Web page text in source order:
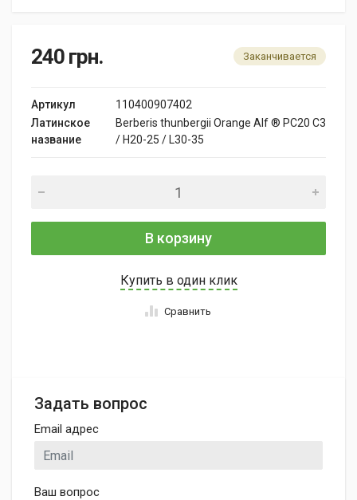
240 грн. Заканчивается
Артикул
110400907402
Латинское
название
Berberis thunbergii Orange Alf ® PC20 C3
/ H20-25 / L30-35
В корзину
Купить в один клик
Сравнить
Задать вопрос
Email адрес
Ваш вопрос